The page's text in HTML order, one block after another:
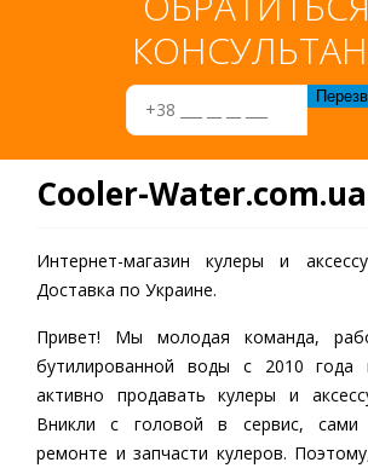
Cooler-Water.com.ua
Интернет-магазин кулеры и
Доставка по Украине.
Привет! Мы молодая команда,
бутилированной воды c 2010 года
активно продавать кулеры и
Вникли с головой в сервис, сами
ремонте и запчасти кулеров.